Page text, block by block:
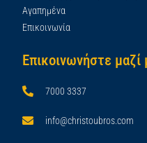
Αγαπημένα
Επικοινωνία
Επικοινωνήστε μαζί
7000 3337
info@christoubros.com